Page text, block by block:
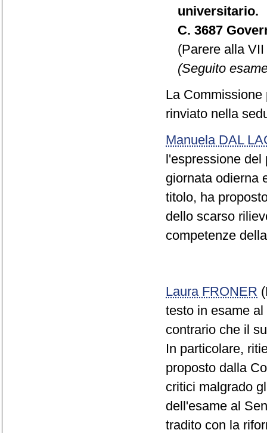
universitario.
C. 3687
(Parere alla
(Seguito
La
rinviato nella
Manuela DAL
l'espressione del
giornata odierna
titolo, ha
dello scarso
competenze
Laura FRONER
testo in esame
contrario che il
In particolare,
proposto dalla
critici malgrado
dell'esame al
tradito con la